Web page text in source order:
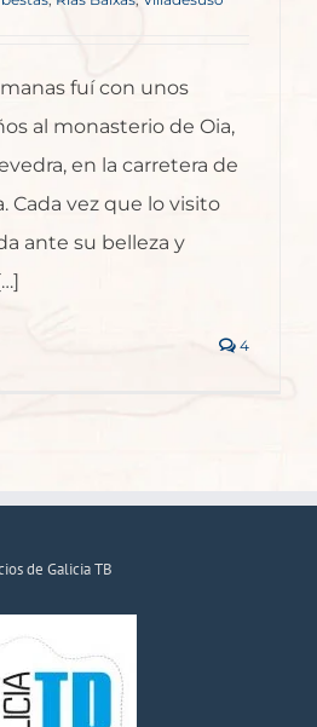
fuí con unos
al monasterio de Oia,
en la carretera de
Cada vez que lo visito
ante su belleza y
4
de Galicia TB